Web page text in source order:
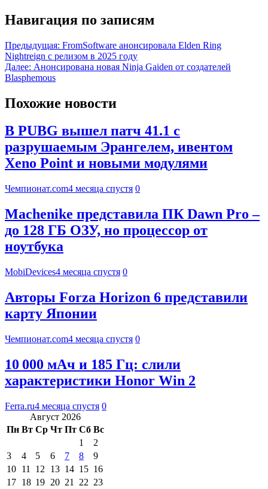
Навигация по записям
Предыдущая: FromSoftware анонсировала Elden Ring
Nightreign с релизом в 2025 году
Далее: Анонсирована новая Ninja Gaiden от создателей
Blasphemous
Похожие новости
В PUBG вышел патч 41.1 с
разрушаемым Эрангелем, ивентом
Xeno Point и новыми модулями
Чемпионат.com4 месяца спустя 0
Machenike представила ПК Dawn Pro –
до 128 ГБ ОЗУ, но процессор от
ноутбука
MobiDevices4 месяца спустя 0
Авторы Forza Horizon 6 представили
карту Японии
Чемпионат.com4 месяца спустя 0
10 000 мАч и 185 Гц: слили
характеристики Honor Win 2
Ferra.ru4 месяца спустя 0
Август 2026
Пн Вт Ср Чт Пт Сб Вс
1
2
3
4 5 6 7 8
9
10 11 12 13 14 15 16
17 18 19 20 21 22 23